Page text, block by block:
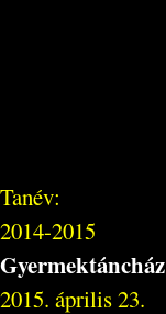
Tanév:
2014-2015
Gyermektáncház
2015. április 23.